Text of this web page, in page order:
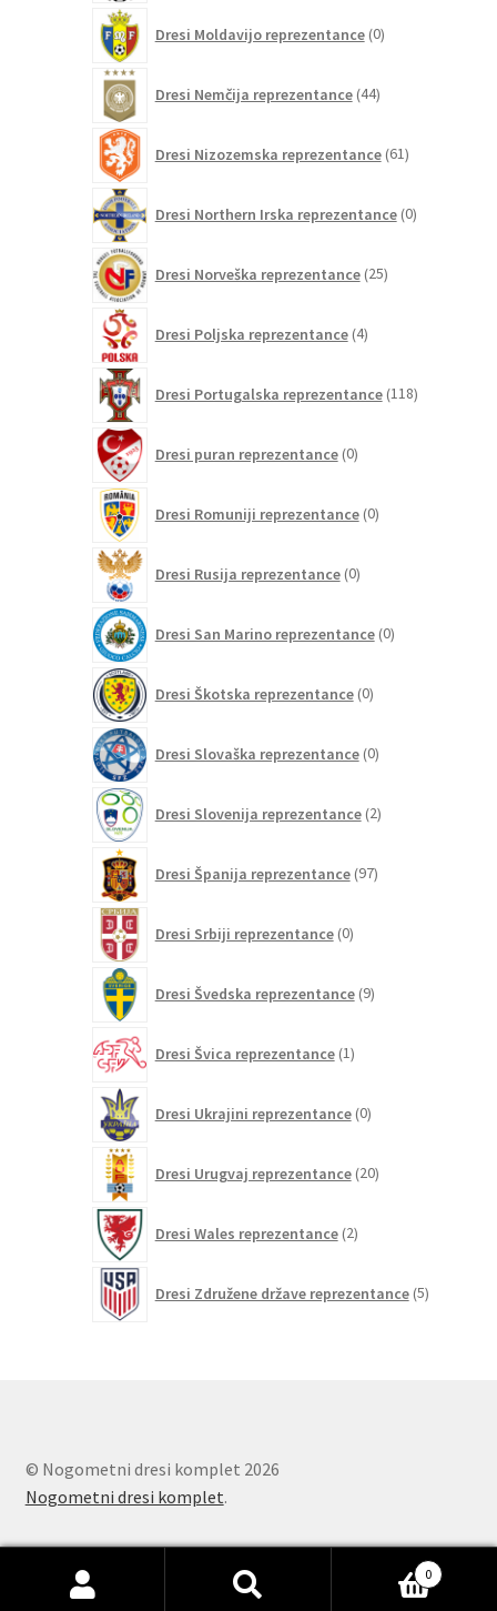
Dresi Moldavijo reprezentance 0izdelkov
Dresi Nemčija reprezentance 44izdelkov
Dresi Nizozemska reprezentance 61izdelkov
Dresi Northern Irska reprezentance 0izdelkov
Dresi Norveška reprezentance 25izdelkov
Dresi Poljska reprezentance 4izdelki
Dresi Portugalska reprezentance 118izdelkov
Dresi puran reprezentance 0izdelkov
Dresi Romuniji reprezentance 0izdelkov
Dresi Rusija reprezentance 0izdelkov
Dresi San Marino reprezentance 0izdelkov
Dresi Škotska reprezentance 0izdelkov
Dresi Slovaška reprezentance 0izdelkov
Dresi Slovenija reprezentance 2izdelka
Dresi Španija reprezentance 97izdelkov
Dresi Srbiji reprezentance 0izdelkov
Dresi Švedska reprezentance 9izdelkov
Dresi Švica reprezentance 1izdelek
Dresi Ukrajini reprezentance 0izdelkov
Dresi Urugvaj reprezentance 20izdelkov
Dresi Wales reprezentance 2izdelka
Dresi Združene države reprezentance 5izdelkov
© Nogometni dresi komplet 2026
Nogometni dresi komplet.
0